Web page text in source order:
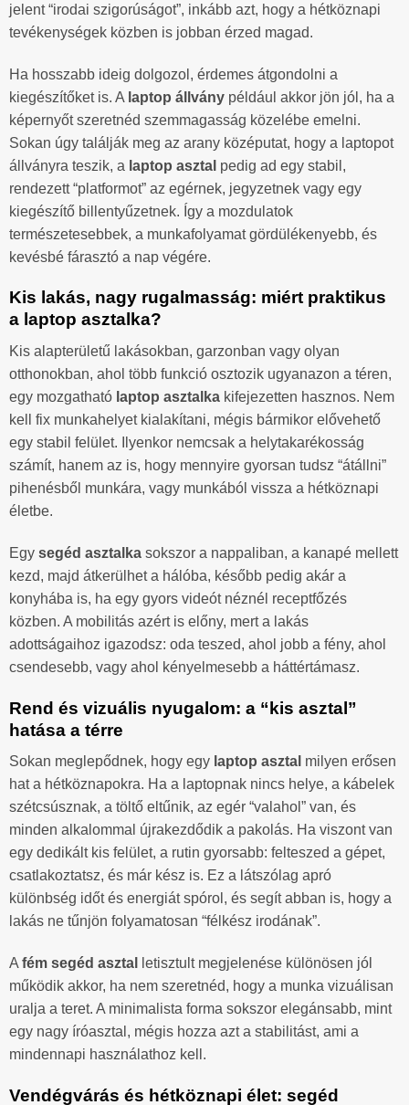
jelent “irodai szigorúságot”, inkább azt, hogy a hétköznapi
tevékenységek közben is jobban érzed magad.
Ha hosszabb ideig dolgozol, érdemes átgondolni a
kiegészítőket is. A laptop állvány például akkor jön jól, ha a
képernyőt szeretnéd szemmagasság közelébe emelni.
Sokan úgy találják meg az arany középutat, hogy a laptopot
állványra teszik, a laptop asztal pedig ad egy stabil,
rendezett “platformot” az egérnek, jegyzetnek vagy egy
kiegészítő billentyűzetnek. Így a mozdulatok
természetesebbek, a munkafolyamat gördülékenyebb, és
kevésbé fárasztó a nap végére.
Kis lakás, nagy rugalmasság: miért praktikus
a laptop asztalka?
Kis alapterületű lakásokban, garzonban vagy olyan
otthonokban, ahol több funkció osztozik ugyanazon a téren,
egy mozgatható laptop asztalka kifejezetten hasznos. Nem
kell fix munkahelyet kialakítani, mégis bármikor elővehető
egy stabil felület. Ilyenkor nemcsak a helytakarékosság
számít, hanem az is, hogy mennyire gyorsan tudsz “átállni”
pihenésből munkára, vagy munkából vissza a hétköznapi
életbe.
Egy segéd asztalka sokszor a nappaliban, a kanapé mellett
kezd, majd átkerülhet a hálóba, később pedig akár a
konyhába is, ha egy gyors videót néznél receptfőzés
közben. A mobilitás azért is előny, mert a lakás
adottságaihoz igazodsz: oda teszed, ahol jobb a fény, ahol
csendesebb, vagy ahol kényelmesebb a háttértámasz.
Rend és vizuális nyugalom: a “kis asztal”
hatása a térre
Sokan meglepődnek, hogy egy laptop asztal milyen erősen
hat a hétköznapokra. Ha a laptopnak nincs helye, a kábelek
szétcsúsznak, a töltő eltűnik, az egér “valahol” van, és
minden alkalommal újrakezdődik a pakolás. Ha viszont van
egy dedikált kis felület, a rutin gyorsabb: felteszed a gépet,
csatlakoztatsz, és már kész is. Ez a látszólag apró
különbség időt és energiát spórol, és segít abban is, hogy a
lakás ne tűnjön folyamatosan “félkész irodának”.
A fém segéd asztal
letisztult megjelenése különösen jól
működik akkor, ha nem szeretnéd, hogy a munka vizuálisan
uralja a teret. A minimalista forma sokszor elegánsabb, mint
egy nagy íróasztal, mégis hozza azt a stabilitást, ami a
mindennapi használathoz kell.
Vendégvárás és hétköznapi élet: segéd